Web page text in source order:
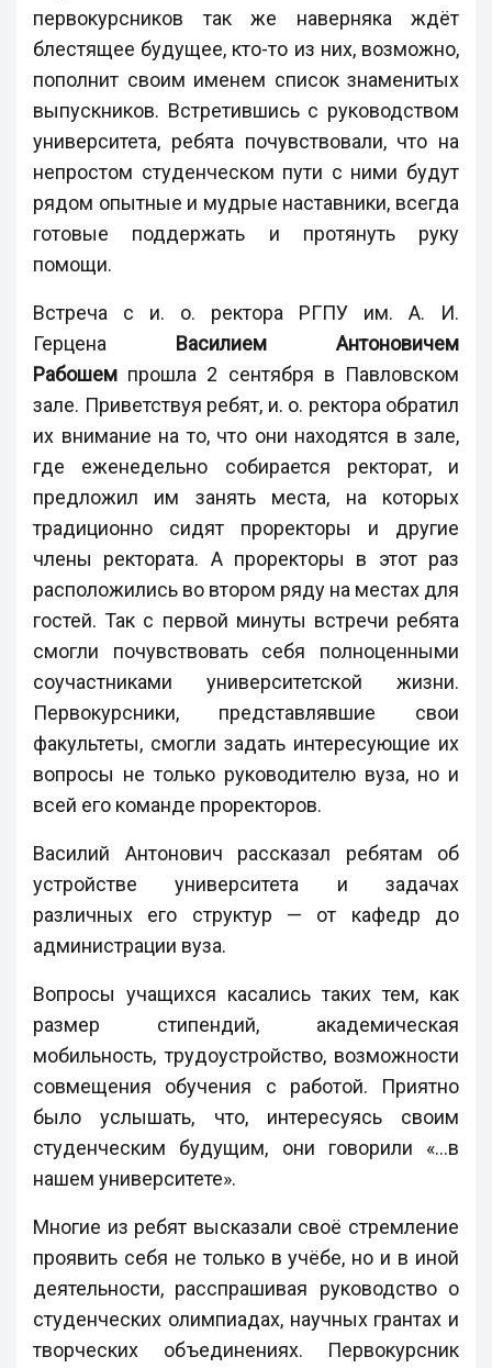
первокурсников так же наверняка ждёт
блестящее будущее, кто-то из них, возможно,
пополнит своим именем список знаменитых
выпускников. Встретившись с руководством
университета, ребята почувствовали, что на
непростом студенческом пути с ними будут
рядом опытные и мудрые наставники, всегда
готовые поддержать и протянуть руку
помощи.
Встреча с и. о. ректора РГПУ им. А. И.
Герцена Василием Антоновичем
Рабошем прошла 2 сентября в Павловском
зале. Приветствуя ребят, и. о. ректора обратил
их внимание на то, что они находятся в зале,
где еженедельно собирается ректорат, и
предложил им занять места, на которых
традиционно сидят проректоры и другие
члены ректората. А проректоры в этот раз
расположились во втором ряду на местах для
гостей. Так с первой минуты встречи ребята
смогли почувствовать себя полноценными
соучастниками университетской жизни.
Первокурсники, представлявшие свои
факультеты, смогли задать интересующие их
вопросы не только руководителю вуза, но и
всей его команде проректоров.
Василий Антонович рассказал ребятам об
устройстве университета и задачах
различных его структур — от кафедр до
администрации вуза.
Вопросы учащихся касались таких тем, как
размер стипендий, академическая
мобильность, трудоустройство, возможности
совмещения обучения с работой. Приятно
было услышать, что, интересуясь своим
студенческим будущим, они говорили «…в
нашем университете».
Многие из ребят высказали своё стремление
проявить себя не только в учёбе, но и в иной
деятельности, расспрашивая руководство о
студенческих олимпиадах, научных грантах и
творческих объединениях. Первокурсник